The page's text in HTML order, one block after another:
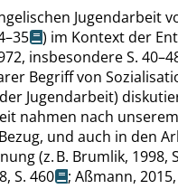
Jugendarbeit
) im Kontext der
insbesondereS.
Begriff von
Jugendarbeit)
nahmen nach unserem
und auch in den
(z. B. Brumlik, 1998,
S. 460 ;Aßmann,